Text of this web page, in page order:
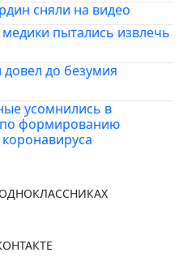
сняли на видео
медики пытались извлечь
довел до безумия
усомнились в
по формированию